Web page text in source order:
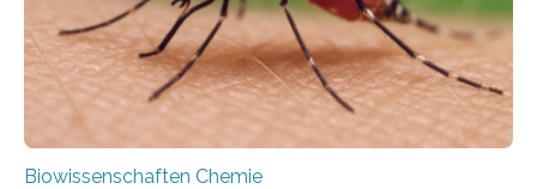
mit scheibenförmiger Gestalt. Was auffällig ist: Die
nächsten…
Biowissenschaften Chemie